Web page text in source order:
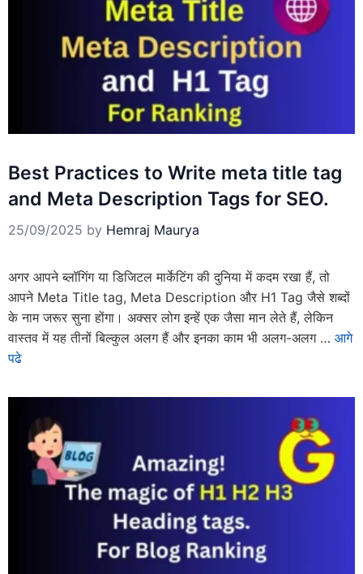
Best Practices to Write meta title tag
and Meta Description Tags for SEO.
25/09/2025 by Hemraj Maurya
अगर आपने ब्लॉगिंग या डिजिटल मार्केटिंग की दुनिया में कदम रखा हैं, तो
आपने Meta Title tag, Meta Description और H1 Tag जैसे शब्दों
के नाम जरूर सुना होंगा। अक्सर लोग इन्हें एक जैसा मान लेते हैं, लेकिन
वास्तव में यह तीनों बिल्कुल अलग हैं और इनका काम भी अलग-अलग … आगे
पढे